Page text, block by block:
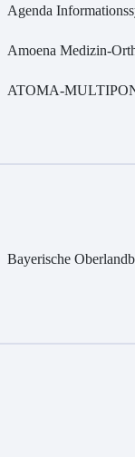
Agenda
Amoena Medizin-
ATOMA-
Bayerische